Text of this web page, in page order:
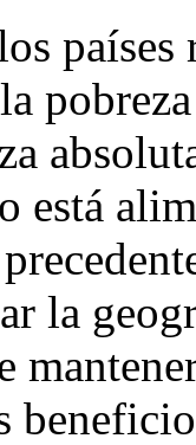
países
está
la